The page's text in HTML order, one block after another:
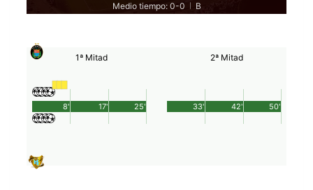
Medio tiempo: 0-0
B
1ª Mitad
25'
8' 17'
2ª Mitad
50'
33' 42'